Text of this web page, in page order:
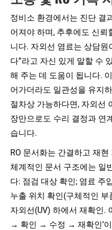
정비소 환경에서는 진단 결
어져야 하며, 추후에도 신
니다. 자외선 염료는 상담원
다”라고 자신 있게 말할 수
해 주는 데 도움이 됩니다.
어가더라도 일관성을 유지
절차상 가능하다면, 자외선
장만으로도 수리 결정과 연
습니다.
RO 문서화는 간결하고 재
체계적인 문서 구조에는 일
다: 점검 대상 확인; 염료 주
누출 위치 확인(구체적인
자외선(UV) 하에서 재확인.
→ 확인 → 수정 → 재확인’